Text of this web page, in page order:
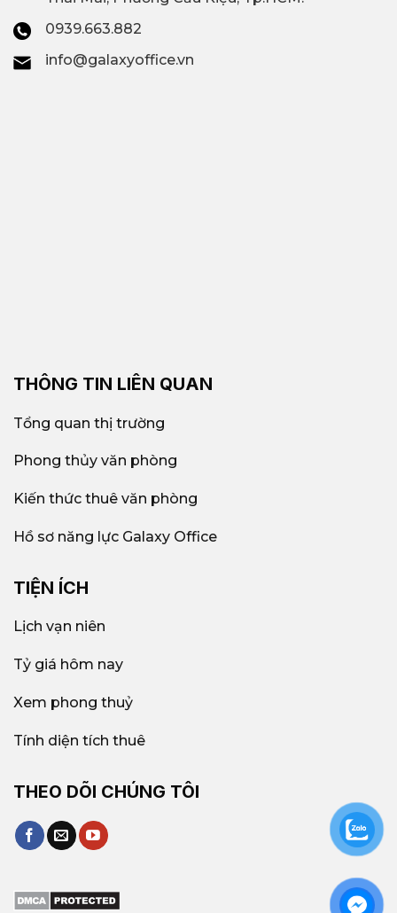
0939.663.882
info@galaxyoffice.vn
THÔNG TIN LIÊN QUAN
Tổng quan thị trường
Phong thủy văn phòng
Kiến thức thuê văn phòng
Hồ sơ năng lực Galaxy Office
TIỆN ÍCH
Lịch vạn niên
Tỷ giá hôm nay
Xem phong thuỷ
Tính diện tích thuê
THEO DÕI CHÚNG TÔI